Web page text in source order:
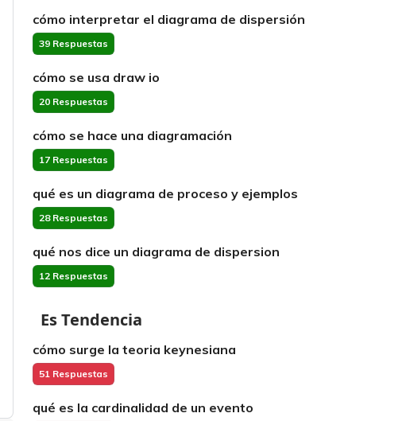
cómo interpretar el diagrama de dispersión
39 Respuestas
cómo se usa draw io
20 Respuestas
cómo se hace una diagramación
17 Respuestas
qué es un diagrama de proceso y ejemplos
28 Respuestas
qué nos dice un diagrama de dispersion
12 Respuestas
Es Tendencia
cómo surge la teoria keynesiana
51 Respuestas
qué es la cardinalidad de un evento